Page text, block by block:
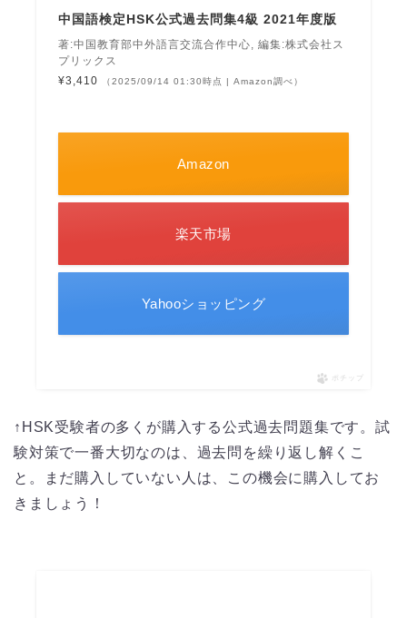
中国語検定HSK公式過去問集4級 2021年度版
著:中国教育部中外語言交流合作中心, 編集:株式会社ス
プリックス
¥3,410
（2025/09/14 01:30時点 | Amazon調べ）
Amazon
楽天市場
Yahooショッピング
ポチップ
↑HSK受験者の多くが購入する公式過去問題集です。試
験対策で一番大切なのは、過去問を繰り返し解くこ
と。まだ購入していない人は、この機会に購入してお
きましょう！